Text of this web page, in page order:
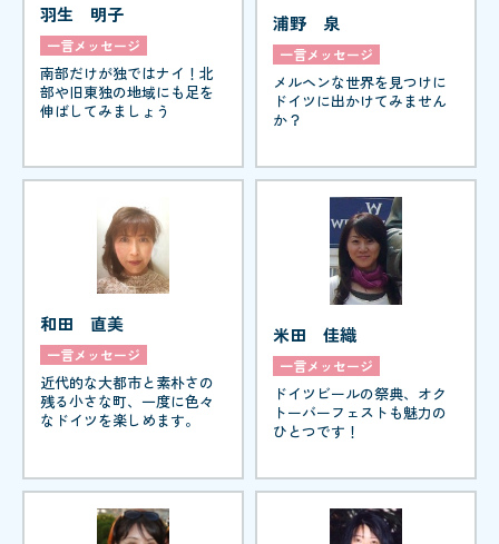
羽生 明子
一言メッセージ
南部だけが独ではナイ！北
部や旧東独の地域にも足を
伸ばしてみましょう
浦野 泉
一言メッセージ
メルヘンな世界を見つけに
ドイツに出かけてみません
か？
和田 直美
一言メッセージ
近代的な大都市と素朴さの
残る小さな町、一度に色々
なドイツを楽しめます。
米田 佳織
一言メッセージ
ドイツビールの祭典、オク
トーバーフェストも魅力の
ひとつです！